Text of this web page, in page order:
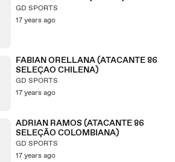
GD SPORTS
17 years ago
FABIAN ORELLANA (ATACANTE 86
SELEÇAO CHILENA)
GD SPORTS
17 years ago
ADRIAN RAMOS (ATACANTE 86
SELEÇÃO COLOMBIANA)
GD SPORTS
17 years ago